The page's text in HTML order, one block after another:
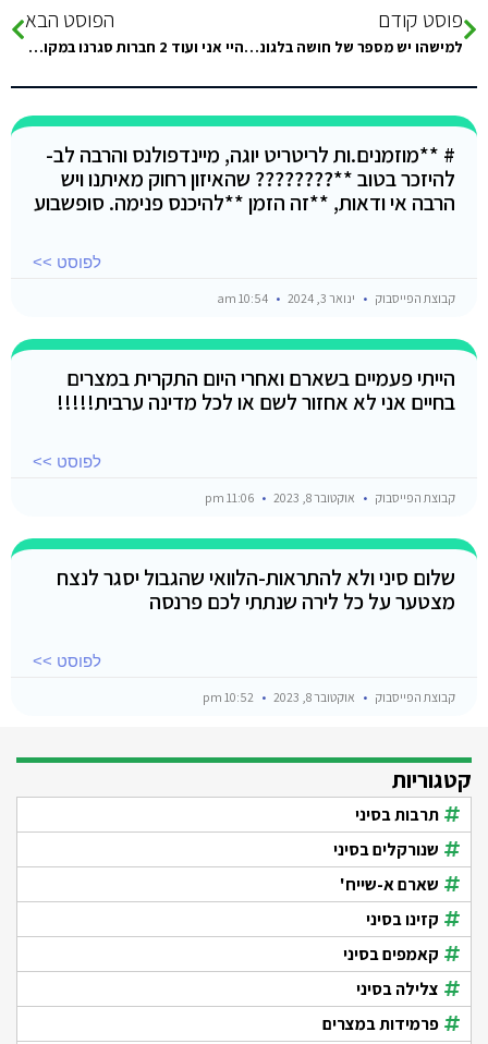
פוסט קודם
למישהו יש מספר של חושה בלגונה הכחולה????
הפוסט הבא
היי אני ועוד 2 חברות סגרנו במקום שנקרא ״ סבבה קאמפ״ מישהו שהיה / מכיר שיכול לספר איך היה במקום?
# **מוזמנים.ות לריטריט יוגה, מיינדפולנס והרבה לב-
להיזכר בטוב **???????? שהאיזון רחוק מאיתנו ויש
הרבה אי ודאות, **זה הזמן **להיכנס פנימה. סופשבוע
לפוסט >>
קבוצת הפייסבוק ינואר 3, 2024
הייתי פעמיים בשארם ואחרי היום התקרית במצרים
בחיים אני לא אחזור לשם או לכל מדינה ערבית!!!!!
לפוסט >>
קבוצת הפייסבוק אוקטובר 8, 2023
שלום סיני ולא להתראות-הלוואי שהגבול יסגר לנצח
מצטער על כל לירה שנתתי לכם פרנסה
לפוסט >>
קבוצת הפייסבוק אוקטובר 8, 2023
קטגוריות
תרבות בסיני
שנורקלים בסיני
שארם א-שייח'
קזינו בסיני
קאמפים בסיני
צלילה בסיני
פרמידות במצרים